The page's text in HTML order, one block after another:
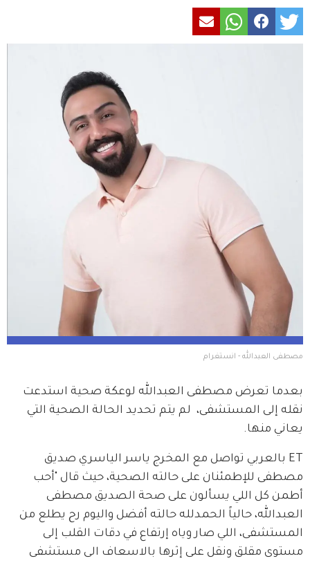
مصطفى العبدالله - انستغرام
بعدما تعرض مصطفى العبدالله لوعكة صحية استدعت
نقله إلى المستشفى،  لم يتم تحديد الحالة الصحية التي
يعاني منها.
ET بالعربي تواصل مع المخرج ياسر الياسري صديق
مصطفى للإطمئنان على حالته الصحية، حيث قال "أحب
أطمن كل اللي يسألون على صحة الصديق مصطفى
العبدالله، حالياً الحمدلله حالته أفضل واليوم رح يطلع من
المستشفى، اللي صار وياه إرتفاع في دقات القلب إلى
مستوى مقلق ونقل على إثرها بالاسعاف الى مستشفى